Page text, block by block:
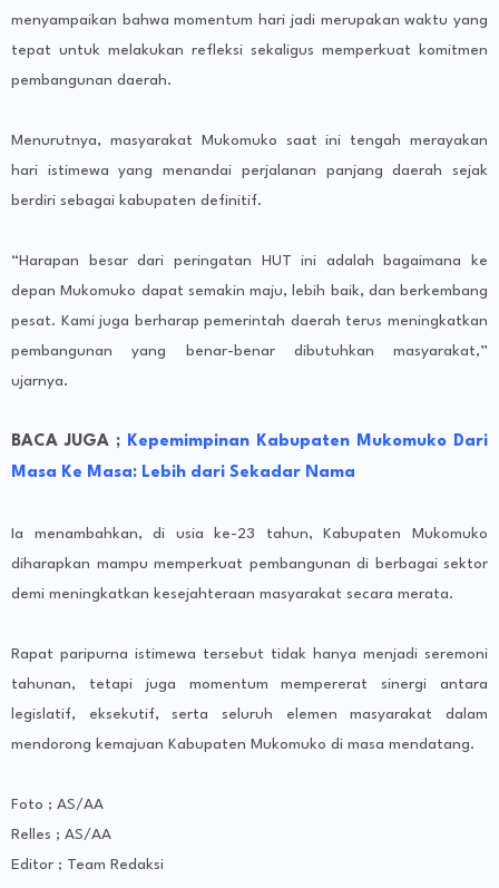
menyampaikan bahwa momentum hari jadi merupakan waktu yang
tepat untuk melakukan refleksi sekaligus memperkuat komitmen
pembangunan daerah.
Menurutnya, masyarakat Mukomuko saat ini tengah merayakan
hari istimewa yang menandai perjalanan panjang daerah sejak
berdiri sebagai kabupaten definitif.
“Harapan besar dari peringatan HUT ini adalah bagaimana ke
depan Mukomuko dapat semakin maju, lebih baik, dan berkembang
pesat. Kami juga berharap pemerintah daerah terus meningkatkan
pembangunan yang benar-benar dibutuhkan masyarakat,”
ujarnya.
BACA JUGA ; Kepemimpinan Kabupaten Mukomuko Dari
Masa Ke Masa: Lebih dari Sekadar Nama
Ia menambahkan, di usia ke-23 tahun, Kabupaten Mukomuko
diharapkan mampu memperkuat pembangunan di berbagai sektor
demi meningkatkan kesejahteraan masyarakat secara merata.
Rapat paripurna istimewa tersebut tidak hanya menjadi seremoni
tahunan, tetapi juga momentum mempererat sinergi antara
legislatif, eksekutif, serta seluruh elemen masyarakat dalam
mendorong kemajuan Kabupaten Mukomuko di masa mendatang.
Foto ; AS/AA
Relles ; AS/AA
Editor ; Team Redaksi